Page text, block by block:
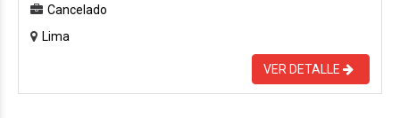
Cancelado
Lima
VER DETALLE